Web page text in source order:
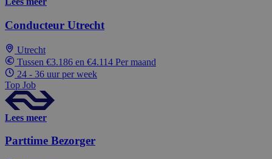
Conducteur Utrecht
Utrecht
Tussen €3.186 en €4.114 Per maand
24 - 36 uur per week
Top Job
Lees meer
Parttime Bezorger